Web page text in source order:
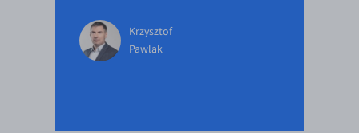
Krzysztof
Pawlak